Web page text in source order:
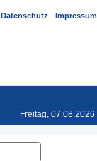
Datenschutz Impressum
Freitag, 07.08.2026